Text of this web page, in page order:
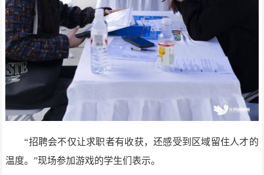
“招聘会不仅让求职者有收获，还感受到区域留住人才的
温度。”现场参加游戏的学生们表示。